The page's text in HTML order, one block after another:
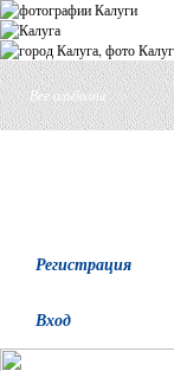
Все альбомы
Регистрация
Вход